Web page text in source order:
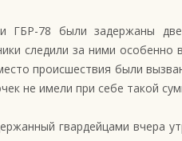
78 были задержаны
следили за ними
происшествия были
не имели при себе такой
гвардейцами вчера